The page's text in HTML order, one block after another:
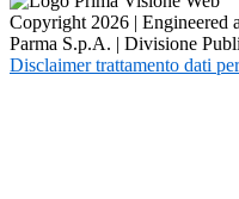
Copyright 2026 | Engineered
Parma S.p.A. | Divisione
Disclaimer trattamento dati